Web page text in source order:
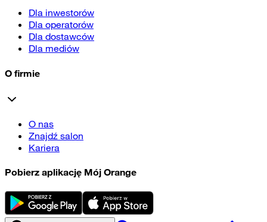
Dla inwestorów
Dla operatorów
Dla dostawców
Dla mediów
O firmie
O nas
Znajdź salon
Kariera
Pobierz aplikację Mój Orange